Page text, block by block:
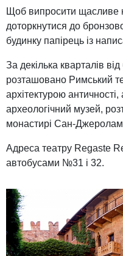
Щоб випросити щасливе
доторкнутися до
будинку папірець із
За декілька кварталів
розташовано Римський
архітектурою античності,
археологічний музей,
монастирі Сан-
Адреса театру Regaste
автобусами №31 і 32.